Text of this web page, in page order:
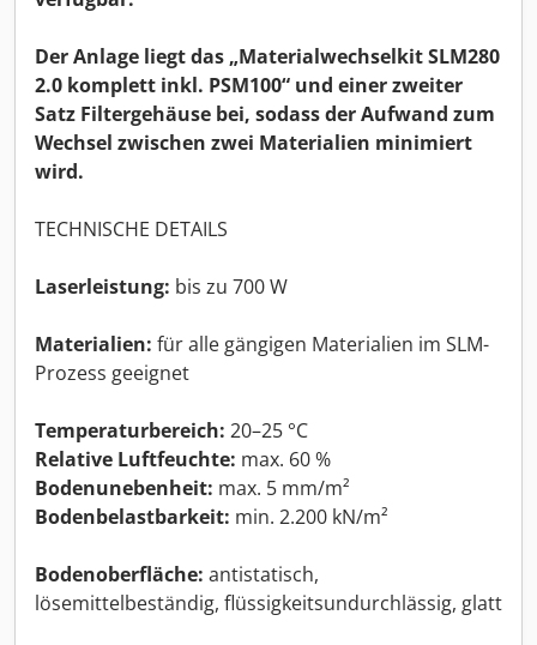
Der Anlage liegt das „Materialwechselkit SLM280
2.0 komplett inkl. PSM100“ und einer zweiter
Satz Filtergehäuse bei, sodass der Aufwand zum
Wechsel zwischen zwei Materialien minimiert
wird.
TECHNISCHE DETAILS
Laserleistung: bis zu 700 W
Materialien: für alle gängigen Materialien im SLM-
Prozess geeignet
Temperaturbereich: 20–25 °C
Relative Luftfeuchte: max. 60 %
Bodenunebenheit: max. 5 mm/m²
Bodenbelastbarkeit: min. 2.200 kN/m²
Bodenoberfläche: antistatisch,
lösemittelbeständig, flüssigkeitsundurchlässig, glatt